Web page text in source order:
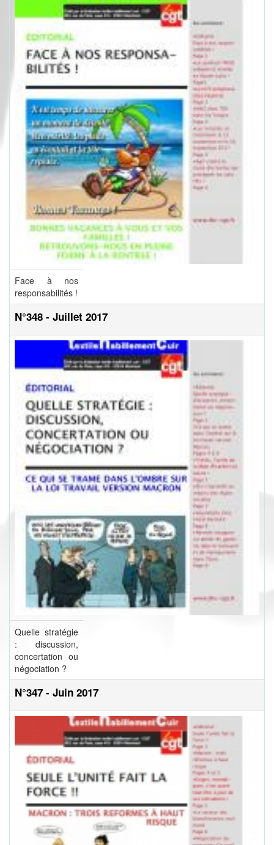
Face à nos
responsabilités !
N°348 - Juillet 2017
Quelle stratégie
: discussion,
concertation ou
négociation ?
N°347 - Juin 2017